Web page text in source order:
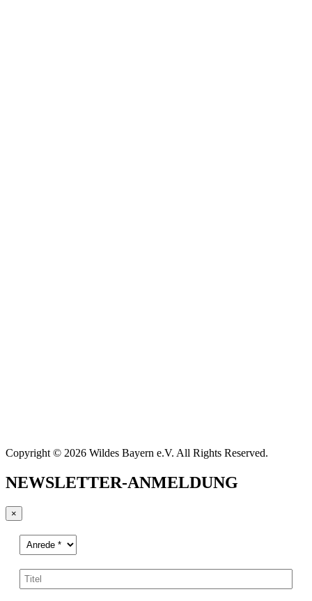
Copyright © 2026 Wildes Bayern e.V. All Rights Reserved.
NEWSLETTER-ANMELDUNG
×